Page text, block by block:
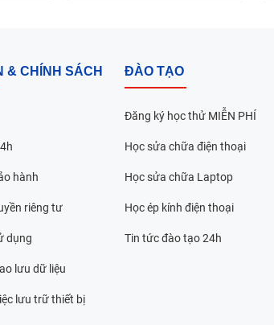
& CHÍNH SÁCH
hành
riêng tư
dụng
lưu dữ liệu
lưu trữ thiết bị
ĐÀO TẠO
Đăng ký học thử MIỄN PHÍ
Học sửa chữa điện thoại
Học sửa chữa Laptop
Học ép kính điện thoại
Tin tức đào tạo 24h